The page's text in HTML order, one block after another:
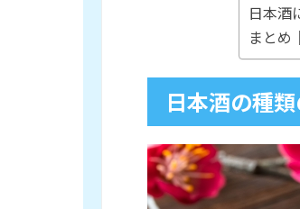
日本酒
まとめ
日本酒の種